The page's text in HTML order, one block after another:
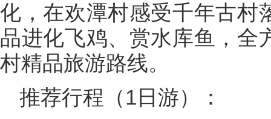
化，在欢潭村感受千年古村
品进化飞鸡、赏水库鱼，全
村精品旅游路线。
推荐行程（1日游）：